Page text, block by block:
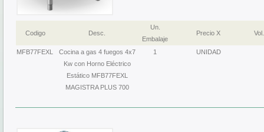
Codigo Desc.
Un.
Embalaje
Precio X Vol.
MFB77FEXL
Cocina a gas 4 fuegos 4x7
Kw con Horno Eléctrico
Estático MFB77FEXL
MAGISTRA PLUS 700
1 UNIDAD